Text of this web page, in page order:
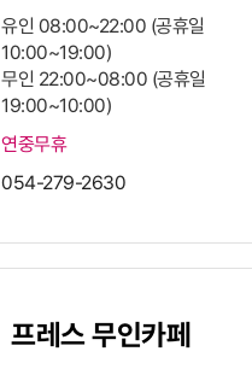
유인 08:00~22:00 (공휴일
10:00~19:00)
무인 22:00~08:00 (공휴일
19:00~10:00)
연중무휴
054-279-2630
프레스 무인카페